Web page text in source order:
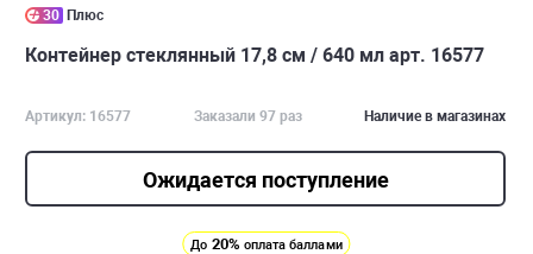
30 Плюс
Контейнер стеклянный 17,8 см / 640 мл арт. 16577
Артикул: 16577 Заказали 97 раз Наличие в магазинах
Ожидается поступление
До 20% оплата баллами